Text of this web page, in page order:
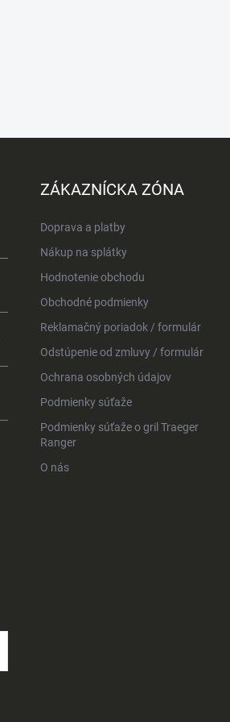
ZÁKAZNÍCKA ZÓNA
Doprava a platby
Nákup na splátky
Hodnotenie obchodu
Obchodné podmienky
Reklamačný poriadok / formulár
Odstúpenie od zmluvy / formulár
Ochrana osobných údajov
Podmienky súťaže
Podmienky súťaže o gril Traeger
Ranger
O nás